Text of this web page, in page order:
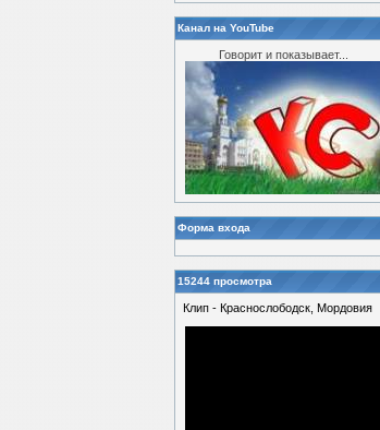
Канал на YouTube
Говорит и показывает...
Форма входа
15244 просмотра
Клип - Краснослободск, Мордовия